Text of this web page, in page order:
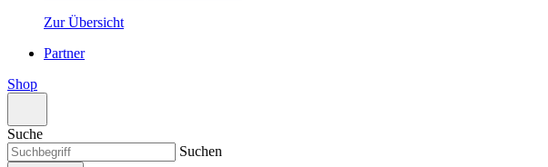
Zur Übersicht
Partner
Shop
Suche
Suchen